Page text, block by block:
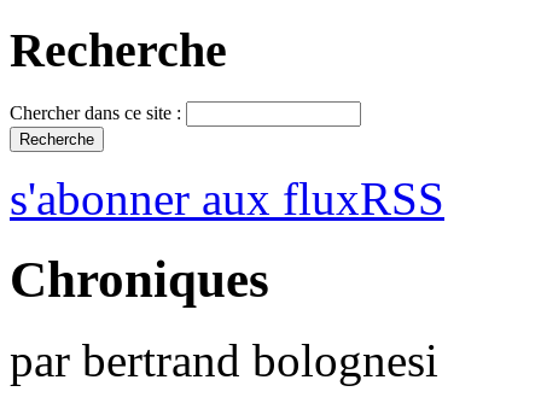
Recherche
Chercher dans ce site :
s'abonner aux fluxRSS
Chroniques
par bertrand bolognesi